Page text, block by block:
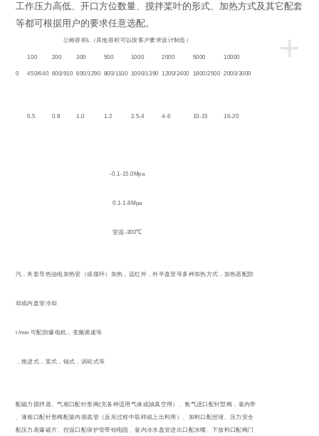
工作压力高低、开口方位数量、搅拌桨叶的形式、加热方式及其它配套
等都可根据用户的要求任意选配。
+
公称容积L （其他容积可以按客户要求设计制造）
100 200 300 500 1000 2000 5000 10000
520 450/640 600/910 600/1290 800/1100 1000/1390 1200/2400 1800/2500 2000/3000
0.5 0.8 1.0 1.2 2.5-4 4-6 10-15 16-20
-0.1-15.0Mpa
0.1-1.6Mpa
室温-300℃
套蒸汽，夹套导热油电加热管（或循环）加热，远红外，外半盘管等多种加热方式，加热器配防
套冷却或内盘管冷却
500r/min 可配防爆电机，变频调速等
吸式，推进式，桨式，锚式，涡轮式等
拌口配磁力搅拌器、气相口配针形阀(充各种适用气体或抽真空用）、氢气进口配针型阀，釜内带
布器、液相口配针形阀配釜内插底管（反应过程中取样或上出料用）、加料口配丝堵、压力安全
爆口配压力表爆破片、控温口配保护管带铂电阻、釜内冷水盘管进出口配水嘴、下放料口配阀门